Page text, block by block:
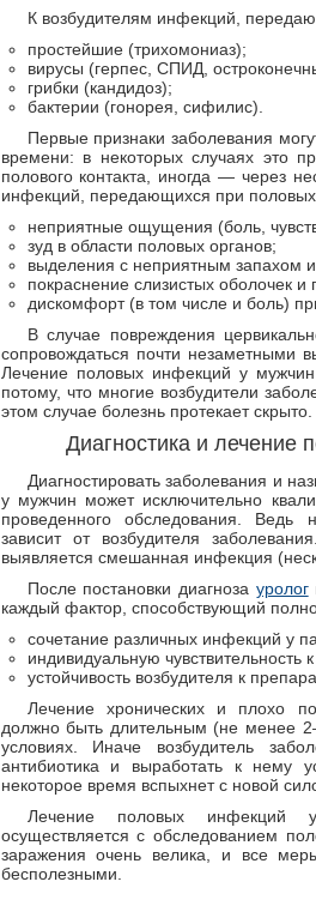
К возбудителям инфекций,
простейшие (трихомониаз);
вирусы (герпес, СПИД,
грибки (кандидоз);
бактерии (гонорея, сифилис).
Первые признаки заболевания
времени: в некоторых случаях это
полового контакта, иногда — через
инфекций, передающихся при половых
неприятные ощущения (боль,
зуд в области половых органов;
выделения с неприятным запахом
покраснение слизистых оболочек
дискомфорт (в том числе и боль)
В случае повреждения
сопровождаться почти незаметными
Лечение половых инфекций у
потому, что многие возбудители
этом случае болезнь протекает скрыто.
Диагностика и лечение
Диагностировать заболевания и
у мужчин может исключительно
проведенного обследования. Ведь
зависит от возбудителя
выявляется смешанная инфекция
После постановки диагноза уролог
каждый фактор, способствующий
сочетание различных инфекций у
индивидуальную чувствительность
устойчивость возбудителя к
Лечение хронических и плохо
должно быть длительным (не менее
условиях. Иначе возбудитель
антибиотика и выработать к нему
некоторое время вспыхнет с новой
Лечение половых инфекций
осуществляется с обследованием
заражения очень велика, и все
бесполезными.